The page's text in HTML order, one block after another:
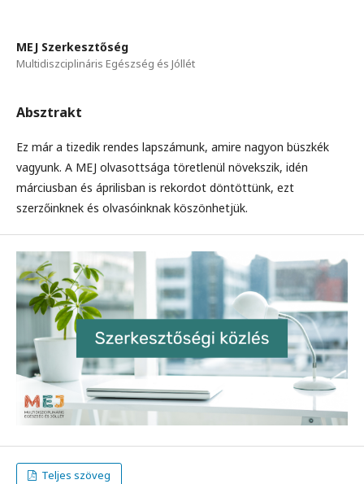
MEJ Szerkesztőség
Multidiszciplináris Egészség és Jóllét
Absztrakt
Ez már a tizedik rendes lapszámunk, amire nagyon büszkék
vagyunk. A MEJ olvasottsága töretlenül növekszik, idén
márciusban és áprilisban is rekordot döntöttünk, ezt
szerzőinknek és olvasóinknak köszönhetjük.
Teljes szöveg